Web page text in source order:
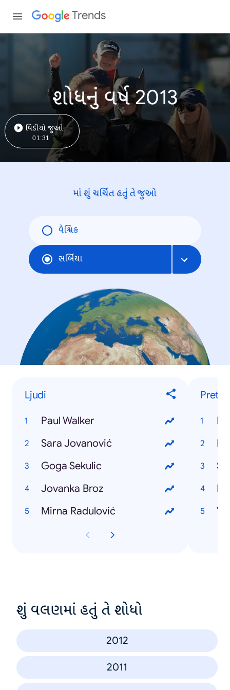
Trends
શોધનું વર્ષ 2013
વિડીયો જુઓ
01:31
માં શું ચર્ચિત હતું તે જુઓ
વૈશ્વિક
સર્બિયા
Ljudi
Paul Walker
Sara Jovanović
Goga Sekulic
Jovanka Broz
Mirna Radulović
શું વલણમાં હતું તે શોધો
2012
2011